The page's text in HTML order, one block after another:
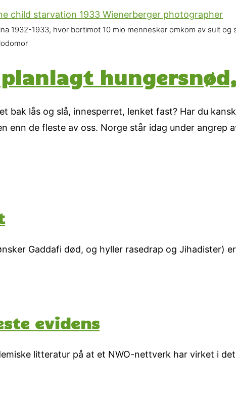
1932-1933, hvor bortimot 10 mio mennesker omkom av sult
bak lås og slå, innesperret, lenket fast? Har du
enn de fleste av oss. Norge står idag under
Gaddafi død, og hyller rasedrap og Jihadister)
evidens
litteratur på at et NWO-nettverk har virket i